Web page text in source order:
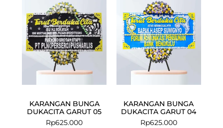
KARANGAN BUNGA
DUKACITA GARUT 05
Rp625.000
KARANGAN BUNGA
DUKACITA GARUT 04
Rp625.000